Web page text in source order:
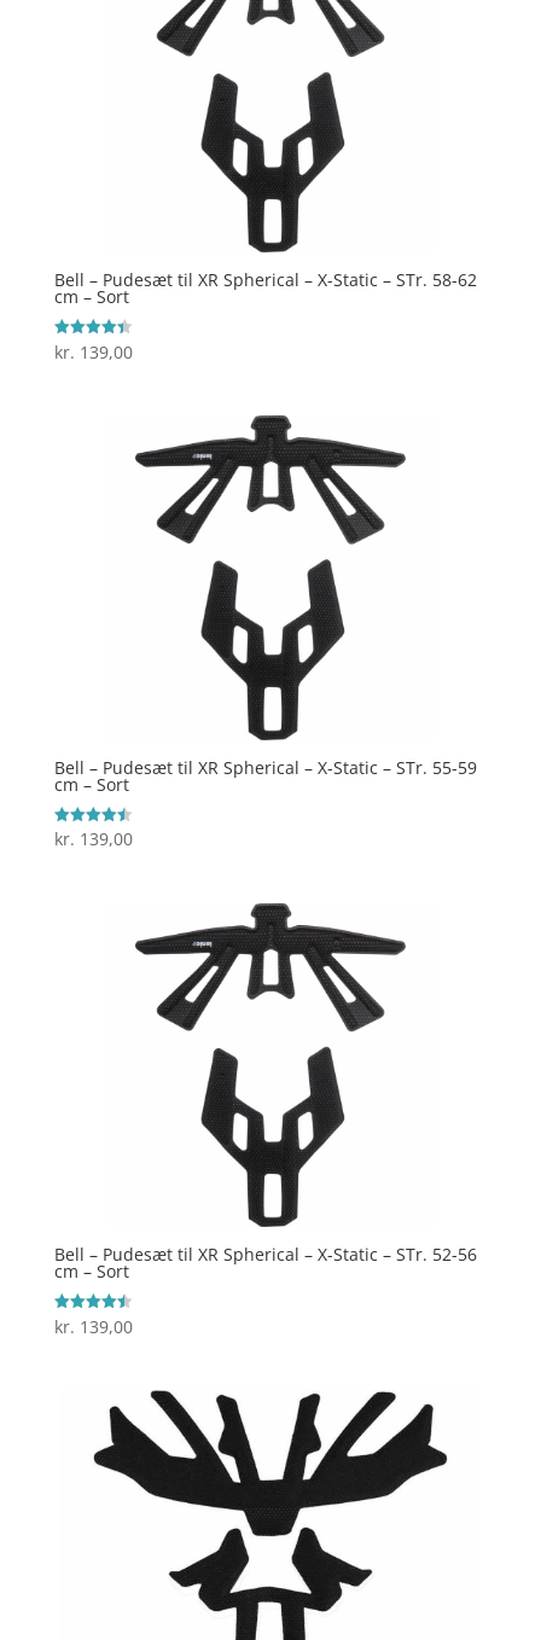
Bell – Pudesæt til XR Spherical – X-Static – STr. 58-62
cm – Sort
Vurderet
4.4
kr. 139,00
Bell – Pudesæt til XR Spherical – X-Static – STr. 55-59
cm – Sort
Vurderet
4.5
kr. 139,00
Bell – Pudesæt til XR Spherical – X-Static – STr. 52-56
cm – Sort
Vurderet
4.5
kr. 139,00